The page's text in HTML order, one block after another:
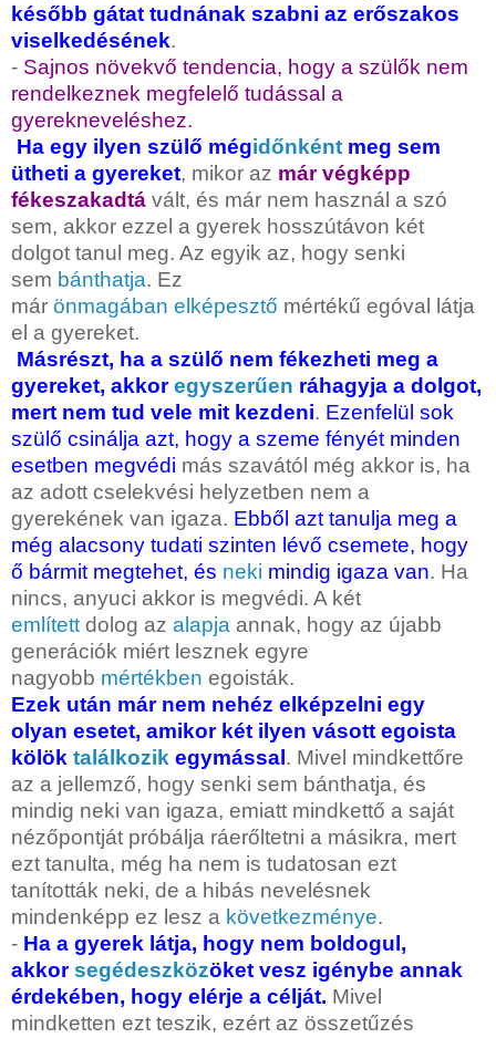
később gátat tudnának szabni az erőszakos
viselkedésének.
- Sajnos növekvő tendencia, hogy a szülők nem
rendelkeznek megfelelő tudással a
gyerekneveléshez.
Ha egy ilyen szülő mégidőnként meg sem
ütheti a gyereket, mikor az már végképp
fékeszakadtá vált, és már nem használ a szó
sem, akkor ezzel a gyerek hosszútávon két
dolgot tanul meg. Az egyik az, hogy senki
sem bánthatja. Ez
már önmagában elképesztő mértékű egóval látja
el a gyereket.
Másrészt, ha a szülő nem fékezheti meg a
gyereket, akkoregyszerűen ráhagyja a dolgot,
mert nem tud vele mit kezdeni. Ezenfelül sok
szülő csinálja azt, hogy a szeme fényét minden
esetben megvédi más szavától még akkor is, ha
az adott cselekvési helyzetben nem a
gyerekének van igaza. Ebből azt tanulja meg a
még alacsony tudati szinten lévő csemete, hogy
ő bármit megtehet, és neki mindig igaza van. Ha
nincs, anyuci akkor is megvédi. A két
említett dolog az alapja annak, hogy az újabb
generációk miért lesznek egyre
nagyobb mértékben egoisták.
Ezek után már nem nehéz elképzelni egy
olyan esetet, amikor két ilyen vásott egoista
kölök találkozik egymással. Mivel mindkettőre
az a jellemző, hogy senki sem bánthatja, és
mindig neki van igaza, emiatt mindkettő a saját
nézőpontját próbálja ráerőltetni a másikra, mert
ezt tanulta, még ha nem is tudatosan ezt
tanították neki, de a hibás nevelésnek
mindenképp ez lesz a következménye.
- Ha a gyerek látja, hogy nem boldogul,
akkorsegédeszközöket vesz igénybe annak
érdekében, hogy elérje a célját. Mivel
mindketten ezt teszik, ezért az összetűzés